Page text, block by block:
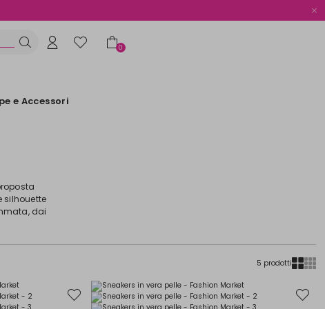
0
e Accessori
silhouette
dai
5 prodotti
Sposta
Sposta